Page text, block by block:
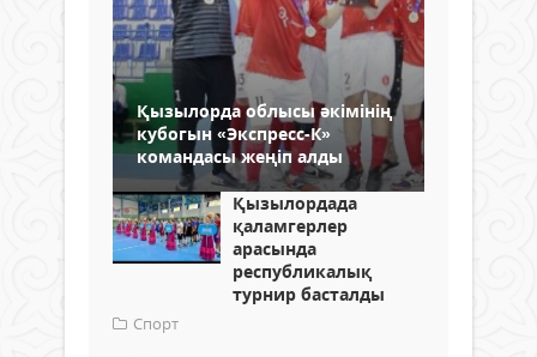
Қызылорда облысы әкімінің
кубогын «Экспресс-К»
командасы жеңіп алды
Қызылордада
қаламгерлер
арасында
республикалық
турнир басталды
Спорт